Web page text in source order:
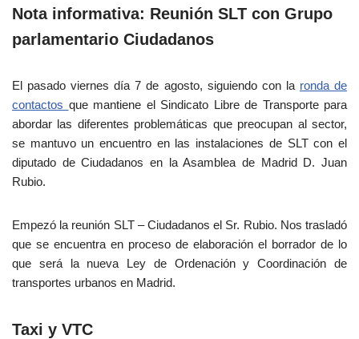
Nota informativa: Reunión SLT con Grupo
parlamentario Ciudadanos
El pasado viernes día 7 de agosto, siguiendo con la ronda de
contactos que mantiene el Sindicato Libre de Transporte para
abordar las diferentes problemáticas que preocupan al sector,
se mantuvo un encuentro en las instalaciones de SLT con el
diputado de Ciudadanos en la Asamblea de Madrid D. Juan
Rubio.
Empezó la reunión SLT – Ciudadanos el Sr. Rubio. Nos trasladó
que se encuentra en proceso de elaboración el borrador de lo
que será la nueva Ley de Ordenación y Coordinación de
transportes urbanos en Madrid.
Taxi y VTC